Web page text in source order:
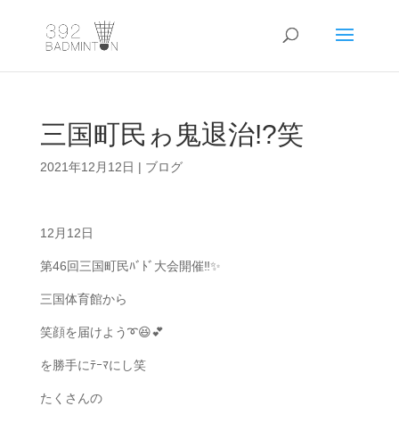
三国町民ゎ鬼退治!?笑
2021年12月12日 | ブログ
12月12日
第46回三国町民ﾊﾞﾄﾞ大会開催‼️✨
三国体育館から
笑顔を届けよう➰😆💕
を勝手にﾃｰﾏにし笑
たくさんの